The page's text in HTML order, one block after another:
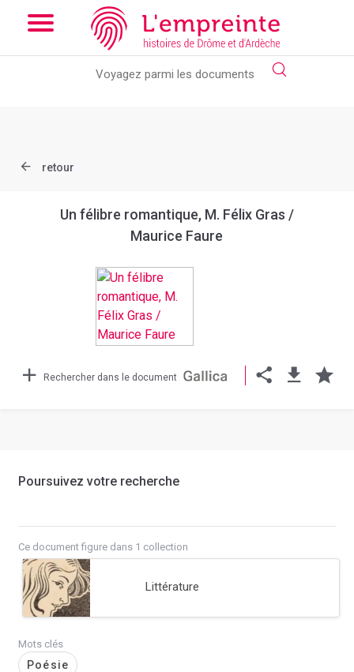
Array ( [slug] => document [ref] => bpt6k97618660 )
new slick-theme.css if you want the default styling
retour
Un félibre romantique, M. Félix Gras /
Maurice Faure
Rechercher dans le document
Poursuivez votre recherche
Ce document figure dans 1 collection
Littérature
Mots clés
Poésie